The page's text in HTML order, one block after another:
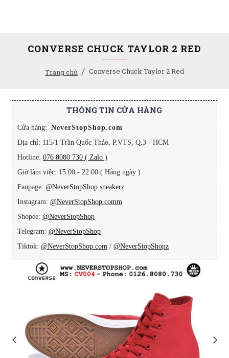
Trang chủ Converse Chuck Taylor 2 Red
CONVERSE CHUCK TAYLOR 2 RED
THÔNG TIN CỬA HÀNG
Cửa hàng: NeverStopShop.com
Địa chỉ: 115/1 Trần Quốc Thảo, P.VTS, Q.3 - HCM
Hotline: 076 8080 730 ( Zalo )
Giờ làm việc: 15:00 - 22:00 ( Hằng ngày )
Fanpage: @NeverStopShop.sneakerz
Instagram: @NeverStopShop.comm
Shopee: @NeverStopShop
Telegram: @NeverStopShop
Tiktok: @NeverStopShop.com / @NeverStopShopz